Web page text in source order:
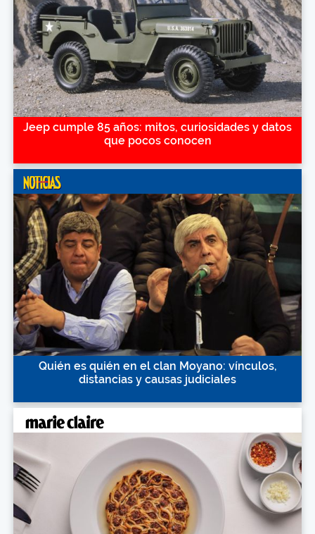
Jeep cumple 85 años: mitos, curiosidades y datos
que pocos conocen
Quién es quién en el clan Moyano: vínculos,
distancias y causas judiciales